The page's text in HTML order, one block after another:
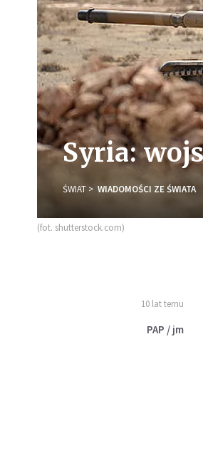
Syria:
ŚWIAT WIADOMOŚCI ZE ŚWIATA
(fot. shutterstock.com)
10 lat temu
PAP / jm